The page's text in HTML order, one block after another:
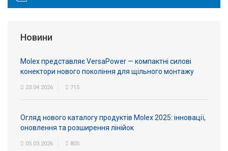
Новини
Molex представляє VersaPower — компактні силові
конектори нового покоління для щільного монтажу
23.04.2026 715
Огляд нового каталогу продуктів Molex 2025: інновації,
оновлення та розширення лінійок
05.03.2026 805